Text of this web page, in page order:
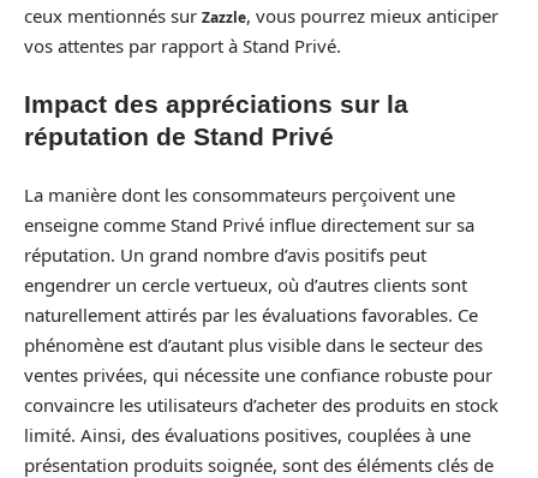
ceux mentionnés sur Zazzle, vous pourrez mieux anticiper
vos attentes par rapport à Stand Privé.
Impact des appréciations sur la
réputation de Stand Privé
La manière dont les consommateurs perçoivent une
enseigne comme Stand Privé influe directement sur sa
réputation. Un grand nombre d’avis positifs peut
engendrer un cercle vertueux, où d’autres clients sont
naturellement attirés par les évaluations favorables. Ce
phénomène est d’autant plus visible dans le secteur des
ventes privées, qui nécessite une confiance robuste pour
convaincre les utilisateurs d’acheter des produits en stock
limité. Ainsi, des évaluations positives, couplées à une
présentation produits soignée, sont des éléments clés de